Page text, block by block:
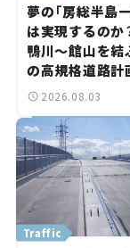
夢の「房総半島
は実現するのか
鴨川～館山を結
の高規格道路計
状。「館山鴨川道
路計画】
2026.08.03
Traffic